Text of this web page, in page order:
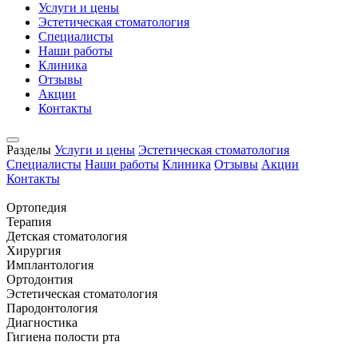
Услуги и цены
Эстетическая стоматология
Специалисты
Наши работы
Клиника
Отзывы
Акции
Контакты
Разделы Услуги и цены Эстетическая стоматология
Специалисты Наши работы Клиника Отзывы Акции
Контакты
Ортопедия
Терапия
Детская стоматология
Хирургия
Имплантология
Ортодонтия
Эстетическая стоматология
Пародонтология
Диагностика
Гигиена полости рта